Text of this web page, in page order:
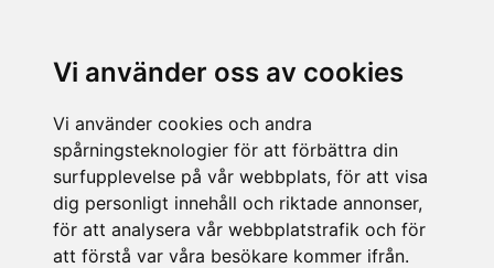
Vi använder oss av cookies
Vi använder cookies och andra
spårningsteknologier för att förbättra din
surfupplevelse på vår webbplats, för att visa
dig personligt innehåll och riktade annonser,
för att analysera vår webbplatstrafik och för
att förstå var våra besökare kommer ifrån.